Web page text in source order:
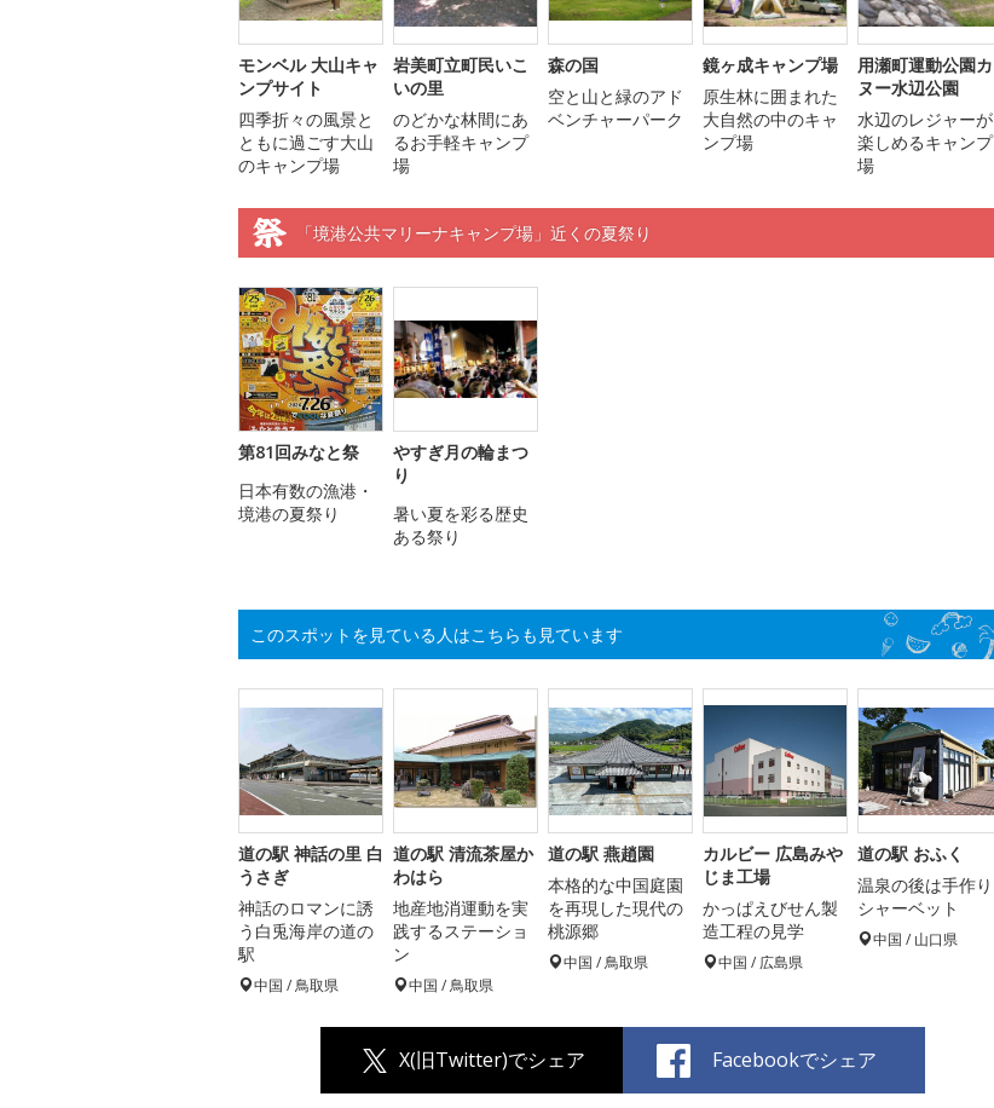
モンベル 大山キャ
ンプサイト
四季折々の風景と
ともに過ごす大山
のキャンプ場
岩美町立町民いこ
いの里
のどかな林間にあ
るお手軽キャンプ
場
森の国
空と山と緑のアド
ベンチャーパーク
鏡ヶ成キャンプ場
原生林に囲まれた
大自然の中のキャ
ンプ場
用瀬町運動公園カ
ヌー水辺公園
水辺のレジャーが
楽しめるキャンプ
場
「境港公共マリーナキャンプ場」近くの夏祭り
第81回みなと祭
日本有数の漁港・
境港の夏祭り
やすぎ月の輪まつ
り
暑い夏を彩る歴史
ある祭り
このスポットを見ている人はこちらも見ています
道の駅 神話の里 白
うさぎ
神話のロマンに誘
う白兎海岸の道の
駅
中国 / 鳥取県
道の駅 清流茶屋か
わはら
地産地消運動を実
践するステーショ
ン
中国 / 鳥取県
道の駅 燕趙園
本格的な中国庭園
を再現した現代の
桃源郷
中国 / 鳥取県
カルビー 広島みや
じま工場
かっぱえびせん製
造工程の見学
中国 / 広島県
道の駅 おふく
温泉の後は手作り
シャーベット
中国 / 山口県
X(旧Twitter)でシェア Facebookでシェア